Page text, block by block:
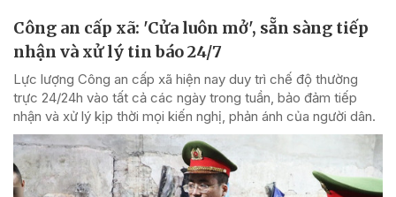
Công an cấp xã: 'Cửa luôn mở', sẵn sàng tiếp
nhận và xử lý tin báo 24/7
Lực lượng Công an cấp xã hiện nay duy trì chế độ thường
trực 24/24h vào tất cả các ngày trong tuần, bảo đảm tiếp
nhận và xử lý kịp thời mọi kiến nghị, phản ánh của người dân.